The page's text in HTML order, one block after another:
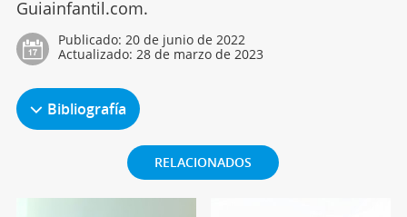
Guiainfantil.com.
Publicado: 20 de junio de 2022
Actualizado: 28 de marzo de 2023
Bibliografía
RELACIONADOS